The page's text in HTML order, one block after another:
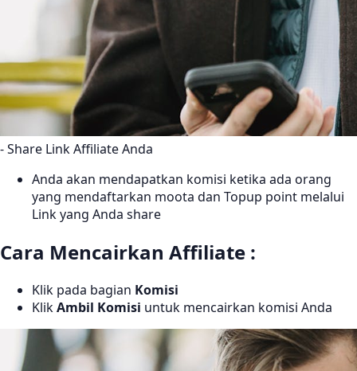
- Share Link Affiliate Anda
Anda akan mendapatkan komisi ketika ada orang
yang mendaftarkan moota dan Topup point melalui
Link yang Anda share
Cara Mencairkan Affiliate :
Klik pada bagian Komisi
KlikAmbil Komisi untuk mencairkan komisi Anda